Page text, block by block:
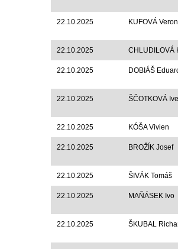
22.10.2025 KUFOVÁ
22.10.2025 CHLUDILOVÁ
22.10.2025 DOBIÁŠ
22.10.2025 ŠČOTKOVÁ
22.10.2025 KÓŠA Vivien
22.10.2025 BROŽÍK Josef
22.10.2025 ŠIVÁK Tomáš
22.10.2025 MAŇÁSEK Ivo
22.10.2025 ŠKUBAL